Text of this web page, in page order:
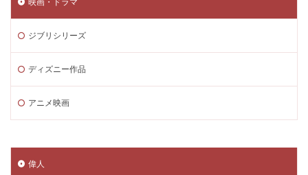
ジブリシリーズ
ディズニー作品
アニメ映画
偉人